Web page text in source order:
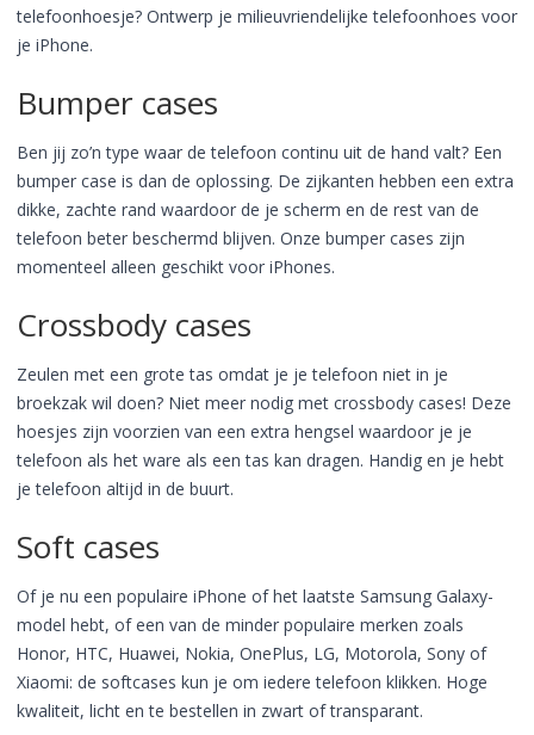
telefoonhoesje? Ontwerp je milieuvriendelijke telefoonhoes voor
je iPhone.
Bumper cases
Ben jij zo’n type waar de telefoon continu uit de hand valt? Een
bumper case is dan de oplossing. De zijkanten hebben een extra
dikke, zachte rand waardoor de je scherm en de rest van de
telefoon beter beschermd blijven. Onze bumper cases zijn
momenteel alleen geschikt voor iPhones.
Crossbody cases
Zeulen met een grote tas omdat je je telefoon niet in je
broekzak wil doen? Niet meer nodig met crossbody cases! Deze
hoesjes zijn voorzien van een extra hengsel waardoor je je
telefoon als het ware als een tas kan dragen. Handig en je hebt
je telefoon altijd in de buurt.
Soft cases
Of je nu een populaire iPhone of het laatste Samsung Galaxy-
model hebt, of een van de minder populaire merken zoals
Honor, HTC, Huawei, Nokia, OnePlus, LG, Motorola, Sony of
Xiaomi: de softcases kun je om iedere telefoon klikken. Hoge
kwaliteit, licht en te bestellen in zwart of transparant.